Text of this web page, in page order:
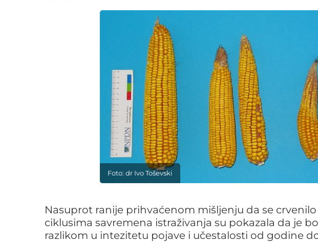
Foto: dr Ivo Toševski
Nasuprot ranije prihvaćenom mišljenju da se
ciklusima savremena istraživanja su pokazala da je
razlikom u intezitetu pojave i učestalosti od godine